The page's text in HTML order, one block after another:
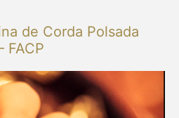
de Corda Polsada
FACP